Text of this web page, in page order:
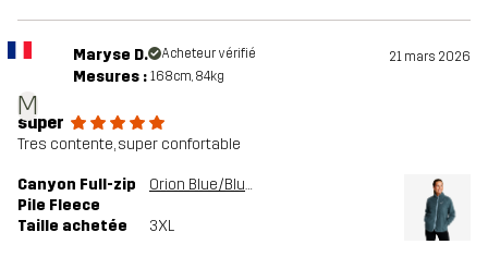
M
Maryse D. Acheteur vérifié 21 mars 2026
Mesures : 168cm, 84kg
super
Tres contente, super confortable
Canyon Full-zip
Pile Fleece
Orion Blue/Blue Mirage
Taille achetée 3XL